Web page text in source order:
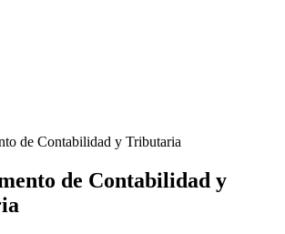
de Contabilidad y